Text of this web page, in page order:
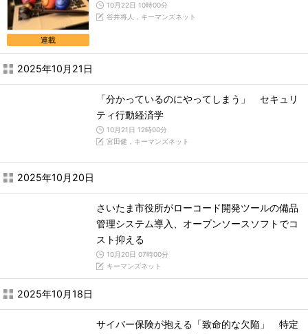
連載
10月22日 10時00分
谷井将人，キーマンズネット
2025年10月21日
「分かっているのにやってしまう」 セキュリ
ティ行動経済学
10月21日 12時00分
宮田健，キーマンズネット
2025年10月20日
さいたま市役所がローコード開発ツールの備品
管理システム導入、オープンソースソフトでコ
スト抑える
10月20日 07時00分
キーマンズネット
2025年10月18日
サイバー保険が抱える「致命的な欠陥」 特定